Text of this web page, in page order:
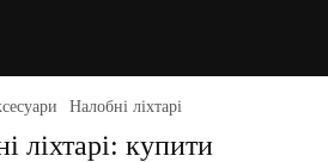
Налобні ліхтарі
ліхтарі: купити